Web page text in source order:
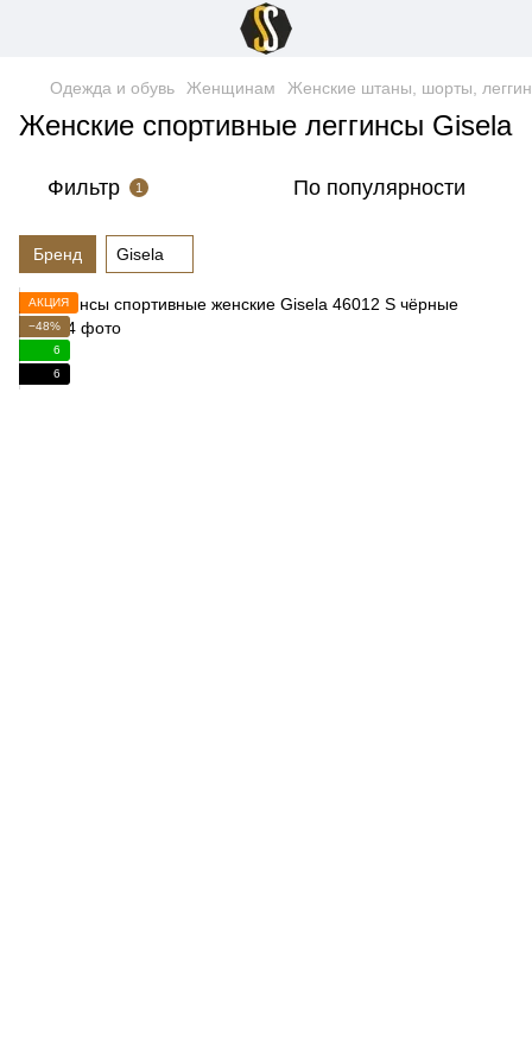
Одежда и обувь Женщинам Женские штаны, шорты,
Женские спортивные леггинсы Gisela
Фильтр 1 По популярности
Бренд Gisela
АКЦИЯ
−48%
6
6